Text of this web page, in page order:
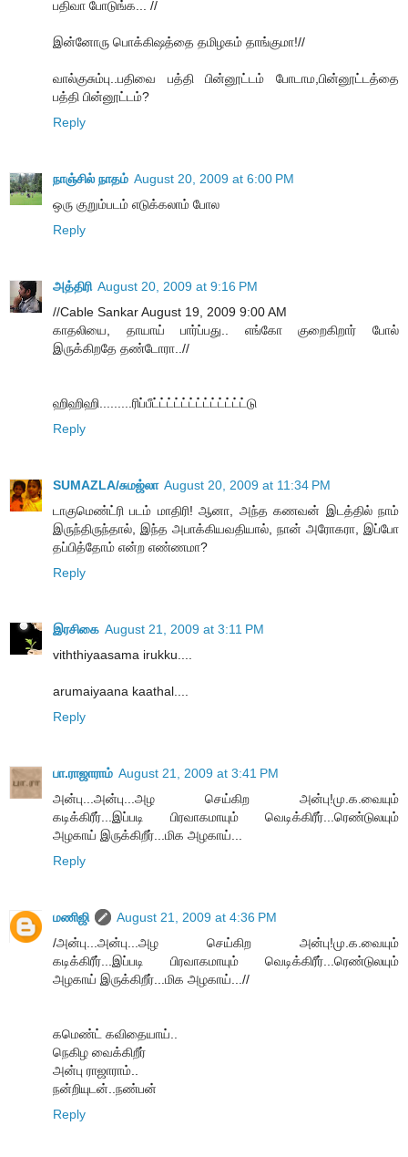
பதிவா போடுங்க... //
இன்னோரு பொக்கிஷத்தை தமிழகம் தாங்குமா!//
வால்குசும்பு..பதிவை பத்தி பின்னூட்டம் போடாம,பின்னூட்டத்தை
பத்தி பின்னூட்டம்?
Reply
நாஞ்சில் நாதம் August 20, 2009 at 6:00 PM
ஒரு குறும்படம் எடுக்கலாம் போல
Reply
அத்திரி August 20, 2009 at 9:16 PM
//Cable Sankar August 19, 2009 9:00 AM
காதலியை, தாயாய் பார்ப்பது.. எங்கோ குறைகிறார் போல்
இருக்கிறதே தண்டோரா..//
ஹிஹிஹி.........ரிப்பீட்ட்ட்ட்ட்ட்ட்ட்ட்ட்ட்ட்ட்டு
Reply
SUMAZLA/சுமஜ்லா August 20, 2009 at 11:34 PM
டாகுமெண்ட்ரி படம் மாதிரி! ஆனா, அந்த கணவன் இடத்தில் நாம்
இருந்திருந்தால், இந்த அபாக்கியவதியால், நான் அரோகரா, இப்போ
தப்பித்தோம் என்ற எண்ணமா?
Reply
இரசிகை August 21, 2009 at 3:11 PM
viththiyaasama irukku....
arumaiyaana kaathal....
Reply
பா.ராஜாராம் August 21, 2009 at 3:41 PM
அன்பு...அன்பு...அழ செய்கிற அன்பு!மு.க.வையும்
கடிக்கிரீர்...இப்படி பிரவாகமாயும் வெடிக்கிரீர்...ரெண்டுலயும்
அழகாய் இருக்கிறீர்...மிக அழகாய்...
Reply
மணிஜி
August 21, 2009 at 4:36 PM
/அன்பு...அன்பு...அழ செய்கிற அன்பு!மு.க.வையும்
கடிக்கிரீர்...இப்படி பிரவாகமாயும் வெடிக்கிரீர்...ரெண்டுலயும்
அழகாய் இருக்கிறீர்...மிக அழகாய்...//
கமெண்ட் கவிதையாய்..
நெகிழ வைக்கிறீர்
அன்பு ராஜாராம்..
நன்றியுடன்..நண்பன்
Reply